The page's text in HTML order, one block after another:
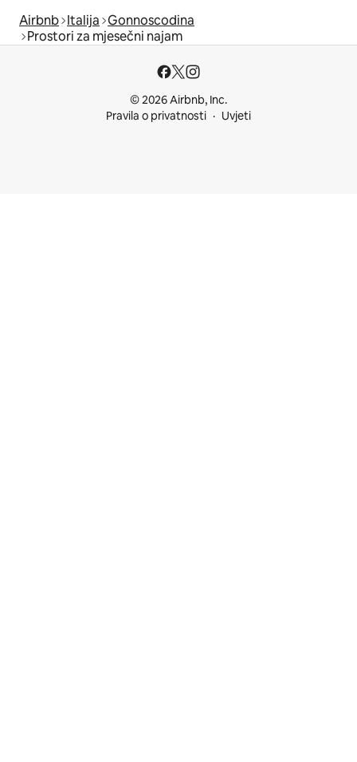
Airbnb Italija Gonnoscodina
Prostori za mjesečni najam
© 2026 Airbnb, Inc.
Pravila o privatnosti
Uvjeti